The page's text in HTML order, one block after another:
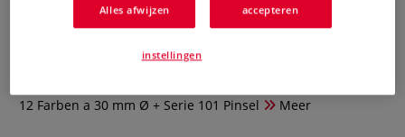
MILAN® | Aquarellset
12 Farben a 30 mm Ø + Serie 101 Pinsel
Meer
Alles afwijzen accepteren
instellingen